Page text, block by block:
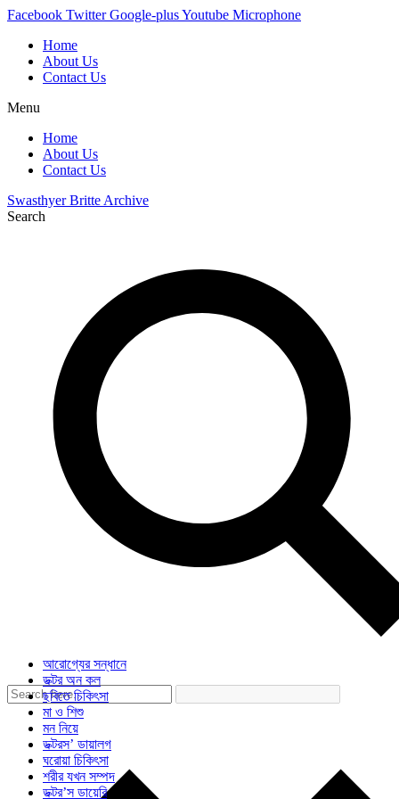
Skip
content
Facebook Twitter Google-plusYoutube Microphone
Home
About Us
Contact Us
Menu
Home
About Us
Contact Us
Swasthyer Britte Archive
Search
আরোগ্যের সন্ধানে
ডক্টর অন কল
ছবিতে চিকিৎসা
মা ও শিশু
মন নিয়ে
ডক্টরস’ ডায়ালগ
ঘরোয়া চিকিৎসা
শরীর যখন সম্পদ
ডক্টর’স ডায়েরি